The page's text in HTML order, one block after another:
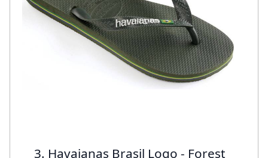
3. Havaianas Brasil Logo - Forest